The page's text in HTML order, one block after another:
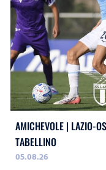
AMICHEVOLE | LAZIO-
TABELLINO
05.08.26